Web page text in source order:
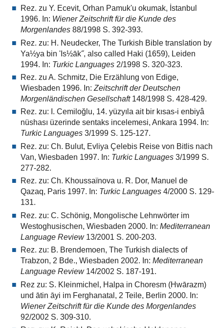
Rez. zu Y. Ecevit, Orhan Pamuk'u okumak, İstanbul
1996. In: Wiener Zeitschrift für die Kunde des
Morgenlandes88/1998 S. 392-393.
Rez. zu: H. Neudecker, The Turkish Bible translation by
Ya½ya bin 'Is½āk˝, also called Haki (1659), Leiden
1994. In: Turkic Languages2/1998 S. 320-323.
Rez. zu A. Schmitz, Die Erzählung von Edige,
Wiesbaden 1996. In: Zeitschrift der Deutschen
Morgenländischen Gesellschaft148/1998 S. 428-429.
Rez. zu: I. Cemiloğlu, 14. yüzyıla ait bir kısas-i enbiyâ
nüshası üzerinde sentaks incelemesi, Ankara 1994. In:
Turkic Languages3/1999 S. 125-127.
Rez. zu: Ch. Bulut, Evliya Çelebis Reise von Bitlis nach
Van, Wiesbaden 1997. In: Turkic Languages3/1999 S.
277-282.
Rez. zu: Ch. Khoussaïnova u. R. Dor, Manuel de
Qazaq, Paris 1997. In: Turkic Languages4/2000 S. 129-
131.
Rez. zu: C. Schönig, Mongolische Lehnwörter im
Westoghusischen, Wiesbaden 2000. In: Mediterranean
Language Review13/2001 S. 200-203.
Rez. zu: B. Brendemoen, The Turkish dialects of
Trabzon, 2 Bde., Wiesbaden 2002. In: Mediterranean
Language Review14/2002 S. 187-191.
Rez zu: S. Kleinmichel, Halpa in Choresm (Hwārazm)
und ātin āyi im Ferghanatal, 2 Teile, Berlin 2000. In:
Wiener Zeitschrift für die Kunde des Morgenlandes
92/2002 S. 309-310.